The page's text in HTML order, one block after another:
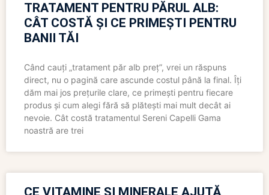
TRATAMENT PENTRU PĂRUL ALB:
CÂT COSTĂ ȘI CE PRIMEȘTI PENTRU
BANII TĂI
Când cauți „tratament păr alb preț”, vrei un răspuns
direct, nu o pagină care ascunde costul până la final. Îți
dăm mai jos prețurile clare, ce primești pentru fiecare
produs și cum alegi fără să plătești mai mult decât ai
nevoie. Cât costă tratamentul Sereni Capelli Gama
noastră are trei
CE VITAMINE ȘI MINERALE AJUTĂ